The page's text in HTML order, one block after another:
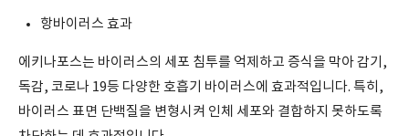
항바이러스 효과
에키나포스는 바이러스의 세포 침투를 억제하고 증식을 막아 감기,
독감, 코로나 19등 다양한 호흡기 바이러스에 효과적입니다. 특히,
바이러스 표면 단백질을 변형시켜 인체 세포와 결합하지 못하도록